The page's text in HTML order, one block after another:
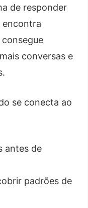
de responder
encontra
conversas e
se conecta ao
antes de
padrões de